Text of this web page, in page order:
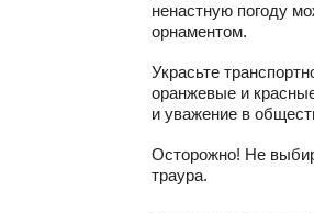
ненастную погоду
орнаментом.
Украсьте
оранжевые и
и уважение в
Осторожно! Не
траура.